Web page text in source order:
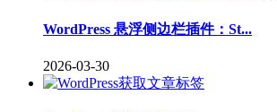
WordPress 悬浮侧边栏插件：St...
2026-03-30